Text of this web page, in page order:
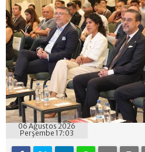
06 Ağustos 2026
Perşembe 17:03